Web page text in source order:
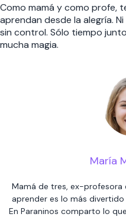
Como mamá y como profe,
aprendan desde la alegría.
sin control. Sólo tiempo
mucha magia.
María
Mamá de tres, ex-profesora
aprender es lo más
En Paraninos comparto lo